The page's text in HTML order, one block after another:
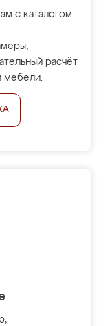
с каталогом
расчёт
мебели.